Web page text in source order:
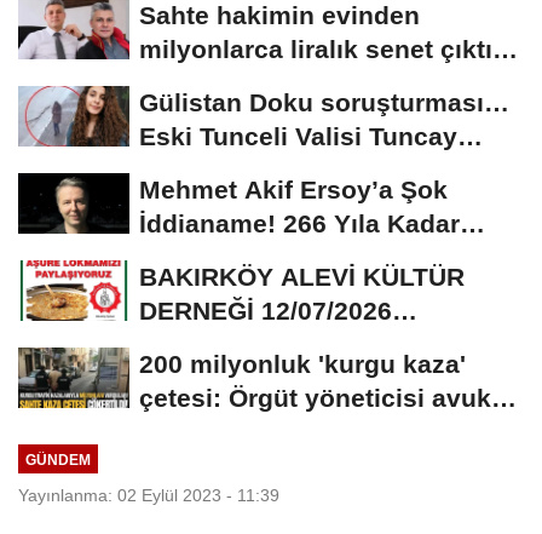
Sahte hakimin evinden
milyonlarca liralık senet çıktı:
Gülistan Doku soruşturması…
Eski Tunceli Valisi Tuncay
Mehmet Akif Ersoy’a Şok
İddianame! 266 Yıla Kadar
Hapis Talebi
BAKIRKÖY ALEVİ KÜLTÜR
DERNEĞİ 12/07/2026
DAVETİNE...
200 milyonluk 'kurgu kaza'
çetesi: Örgüt yöneticisi avukat
GÜNDEM
Yayınlanma: 02 Eylül 2023 - 11:39